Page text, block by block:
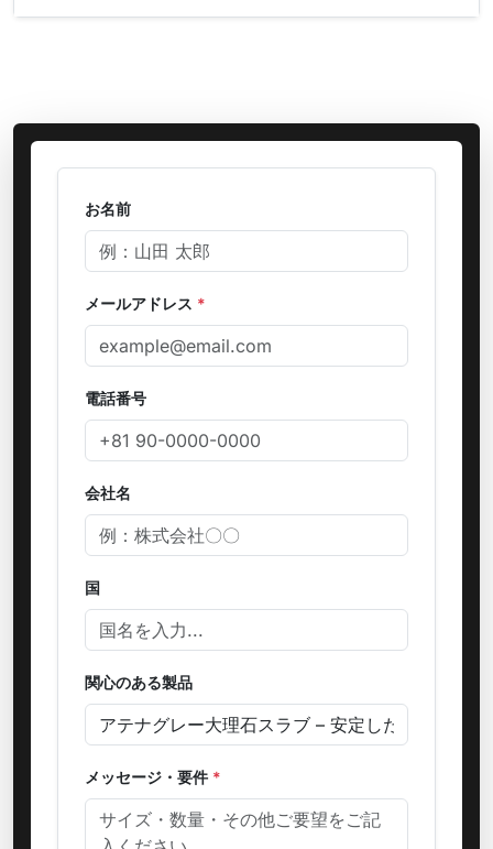
お名前
メールアドレス *
電話番号
会社名
国
関心のある製品
メッセージ・要件 *